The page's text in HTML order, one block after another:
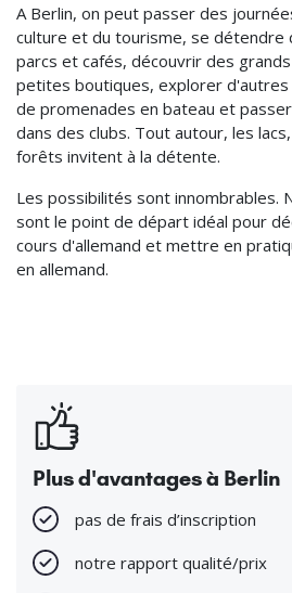
A Berlin, on peut passer des
culture et du tourisme, se détendre
parcs et cafés, découvrir des
petites boutiques, explorer
de promenades en bateau et
dans des clubs. Tout autour, les
forêts invitent à la détente.
Les possibilités sont innombrables.
sont le point de départ idéal pour
cours d'allemand et mettre en
en allemand.
Plus d'avantages à Berlin
pas de frais d’inscription
notre rapport qualité/prix